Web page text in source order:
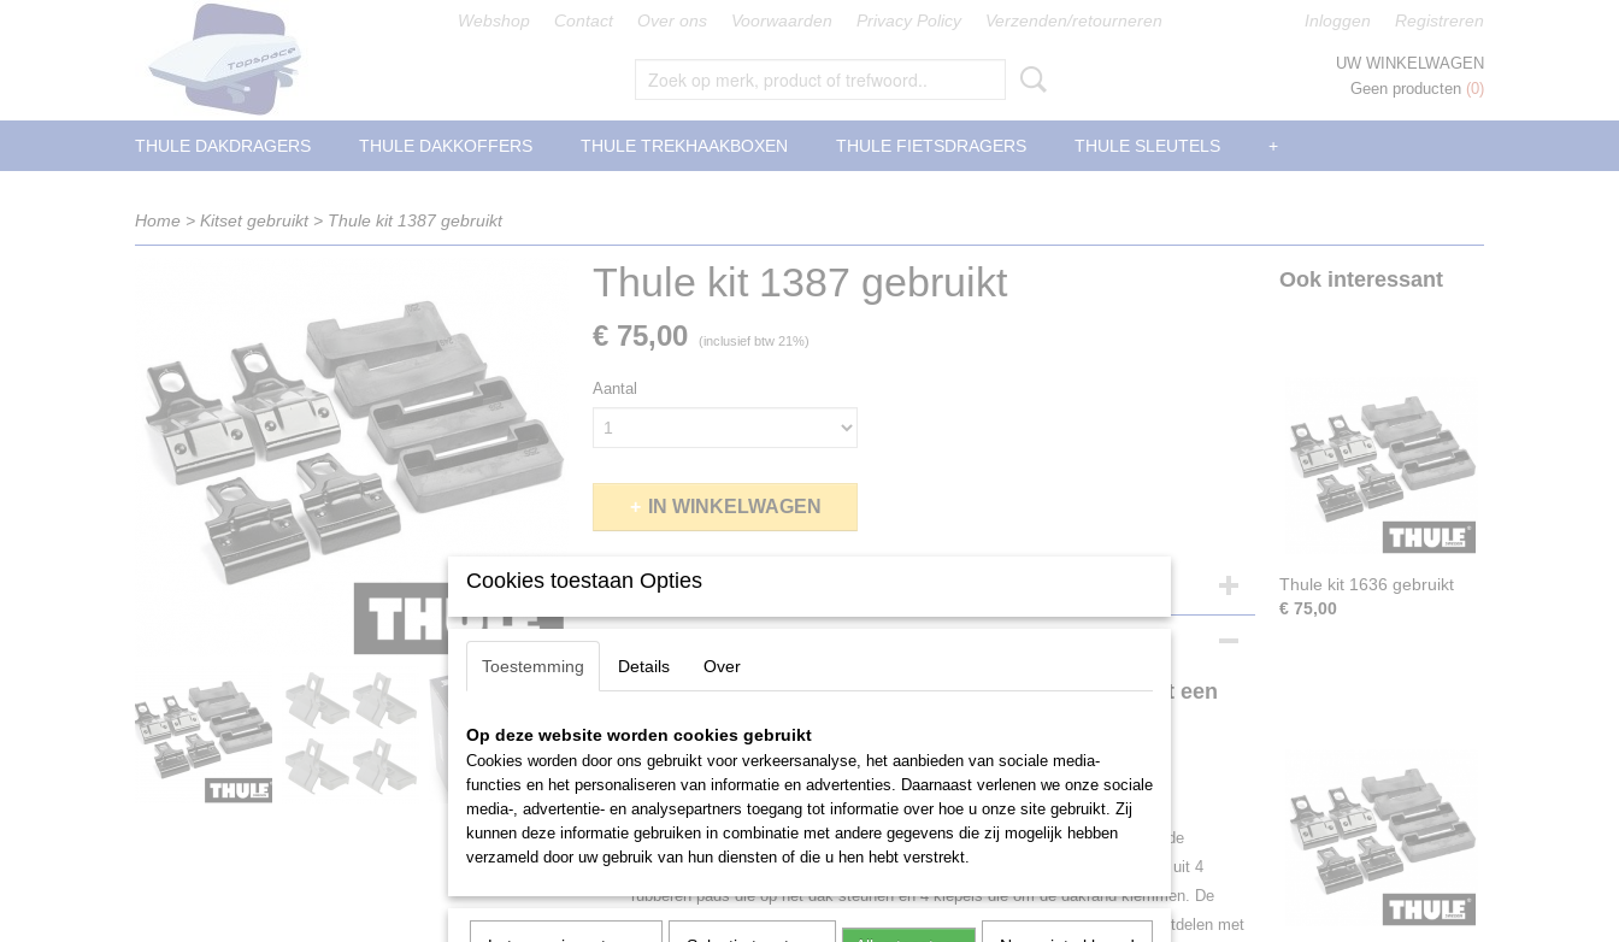
Webshop Contact Over ons Voorwaarden Privacy Policy Verzenden/retourneren Inloggen Registreren
UW WINKELWAGEN
Geen producten (0)
THULE DAKDRAGERS THULE DAKKOFFERS THULE TREKHAAKBOXEN THULE FIETSDRAGERS THULE SLEUTELS +
Home > Kitset gebruikt> Thule kit 1387 gebruikt
Thule kit 1387 gebruikt
€ 75,00 (inclusief btw 21%)
Aantal
IN WINKELWAGEN
Specificaties
Netto gewicht
0,03 Kg
Omschrijving
Thule kitset 1387 gebruikt voor Volvo S60 2000-2010 met een
kaal/vlak dak.
Thule kitset 1387 voor Thule 754.
Een Thule kitset is het auto specifieke deel van de Thule dakdragerset en is de
verbinding tussen de auto en de voetenset van de dakdragers. De kit bestaat uit 4
rubberen pads die op het dak steunen en 4 klepels die om de dakrand klemmen. De
klepels van de kitset zijn voorzien van een speciale coating zodat alle contactdelen met
Ook interessant
Thule kit 1636 gebruikt
€ 75,00
Cookies toestaan Opties
Toestemming Details Over
Op deze website worden cookies gebruikt
Cookies worden door ons gebruikt voor verkeersanalyse, het aanbieden van sociale media-
functies en het personaliseren van informatie en advertenties. Daarnaast verlenen we onze sociale
media-, advertentie- en analysepartners toegang tot informatie over hoe u onze site gebruikt. Zij
kunnen deze informatie gebruiken in combinatie met andere gegevens die zij mogelijk hebben
verzameld door uw gebruik van hun diensten of die u hen hebt verstrekt.